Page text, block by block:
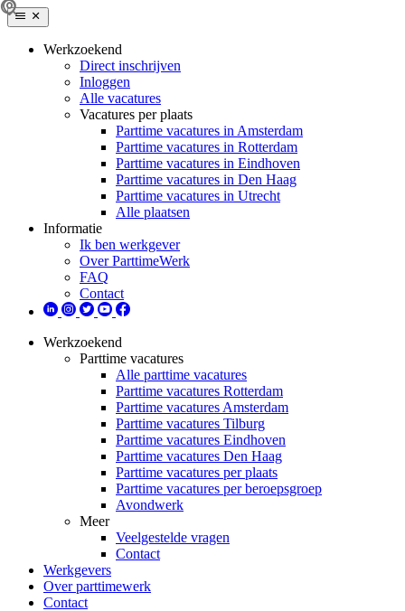
Werkzoekend
Direct inschrijven
Inloggen
Alle vacatures
Vacatures per plaats
Parttime vacatures in Amsterdam
Parttime vacatures in Rotterdam
Parttime vacatures in Eindhoven
Parttime vacatures in Den Haag
Parttime vacatures in Utrecht
Alle plaatsen
Informatie
Ik ben werkgever
Over ParttimeWerk
FAQ
Contact
Werkzoekend
Parttime vacatures
Alle parttime vacatures
Parttime vacatures Rotterdam
Parttime vacatures Amsterdam
Parttime vacatures Tilburg
Parttime vacatures Eindhoven
Parttime vacatures Den Haag
Parttime vacatures per plaats
Parttime vacatures per beroepsgroep
Avondwerk
Meer
Veelgestelde vragen
Contact
Werkgevers
Over parttimewerk
Contact